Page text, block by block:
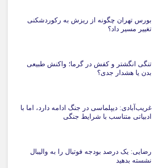
بورس تهران چگونه از ریزش به رکوردشکنی
تغییر مسیر داد؟
تنگی انگشتر و کفش در گرما؛ واکنش طبیعی
بدن یا هشدار جدی؟
غریب‌آبادی: دیپلماسی در جنگ ادامه دارد، اما با
ادبیاتی متناسب با شرایط جنگی
رضایی: یک درصد بودجه فوتبال را به والیبال
نشسته بدهید